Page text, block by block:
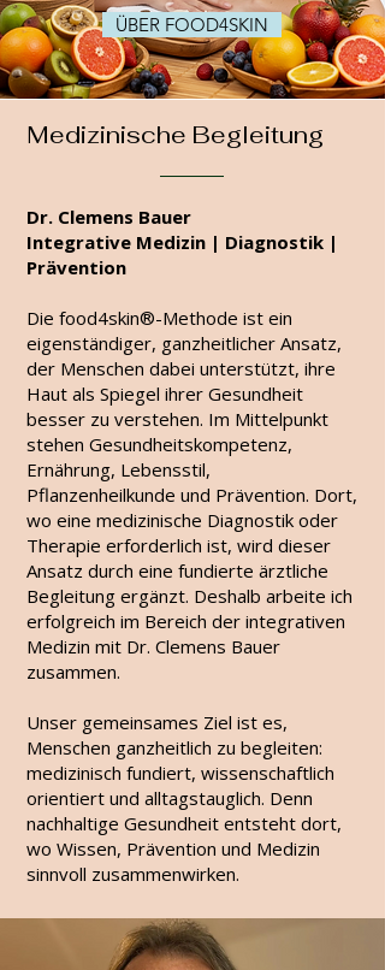
ÜBER FOOD4SKIN
Medizinische Begleitung
Dr. Clemens Bauer
Integrative Medizin | Diagnostik |
Prävention
Die food4skin®-Methode ist ein
eigenständiger, ganzheitlicher Ansatz,
der Menschen dabei unterstützt, ihre
Haut als Spiegel ihrer Gesundheit
besser zu verstehen. Im Mittelpunkt
stehen Gesundheitskompetenz,
Ernährung, Lebensstil,
Pflanzenheilkunde und Prävention. Dort,
wo eine medizinische Diagnostik oder
Therapie erforderlich ist, wird dieser
Ansatz durch eine fundierte ärztliche
Begleitung ergänzt. Deshalb arbeite ich
erfolgreich im Bereich der integrativen
Medizin mit Dr. Clemens Bauer
zusammen.
Unser gemeinsames Ziel ist es,
Menschen ganzheitlich zu begleiten:
medizinisch fundiert, wissenschaftlich
orientiert und alltagstauglich. Denn
nachhaltige Gesundheit entsteht dort,
wo Wissen, Prävention und Medizin
sinnvoll zusammenwirken.